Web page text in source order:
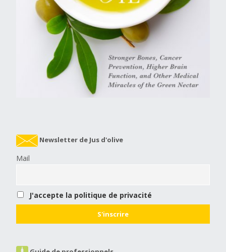
Newsletter de Jus d'olive
Mail
J'accepte la politique de privacité